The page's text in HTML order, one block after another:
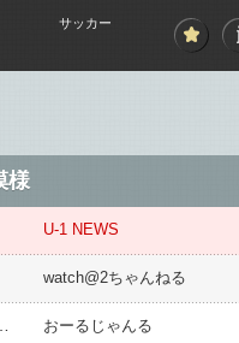
サッカー
様
U-1 NEWS
watch@2ちゃんねる
おーるじゃんる